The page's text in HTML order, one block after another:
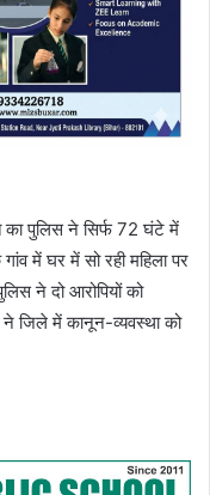
का पुलिस ने सिर्फ 72 घंटे में
में घर में सो रही महिला पर
ने दो आरोपियों को
ने जिले में कानून-व्यवस्था को